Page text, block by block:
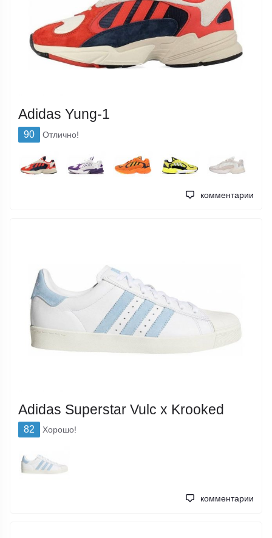
Adidas Yung-1
90 Отлично!
комментарии
Adidas Superstar Vulc x Krooked
82 Хорошо!
комментарии